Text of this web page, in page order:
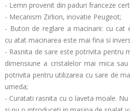
- Lemn provenit din paduri franceze
- Mecanism Zirlion, inovatie Peugeot;
- Buton de reglare a macinarii: cu cat
cu atat macinarea este mai fina si
- Rasnita de sare este potrivita pentru
dimensiune a cristalelor mai mica
potrivita pentru utilizarea cu sare de
umeda;
- Curatati rasnita cu o laveta moale.